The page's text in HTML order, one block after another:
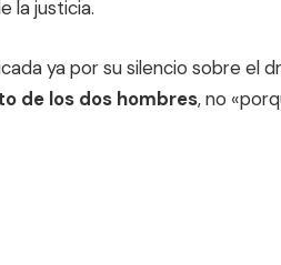
la justicia.
ya por su silencio sobre el
de los dos hombres, no